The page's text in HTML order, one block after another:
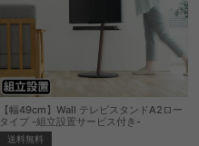
【幅49cm】Wall テレビスタンドA2ロー
タイプ -組立設置サービス付き-
送料無料